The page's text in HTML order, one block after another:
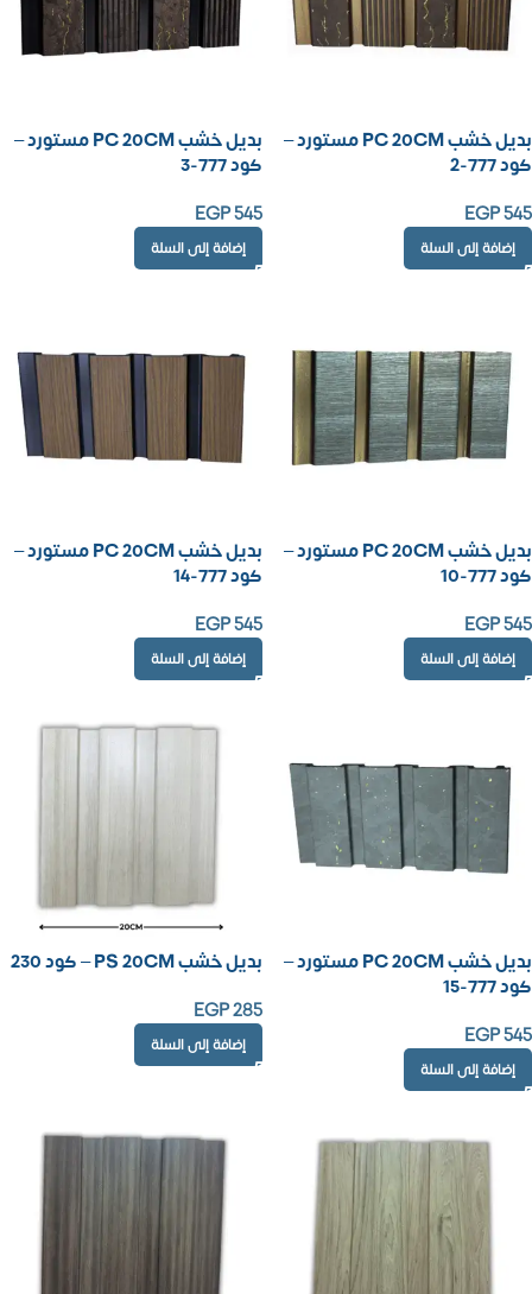
بديل خشب PC 20CM مستورد –
كود 777-2
EGP545
إضافة إلى السلة
بديل خشب PC 20CM مستورد –
كود 777-3
EGP545
إضافة إلى السلة
بديل خشب PC 20CM مستورد –
كود 777-10
EGP545
إضافة إلى السلة
بديل خشب PC 20CM مستورد –
كود 777-14
EGP545
إضافة إلى السلة
بديل خشب PC 20CM مستورد –
كود 777-15
EGP545
إضافة إلى السلة
بديل خشب PS 20CM – كود 230
EGP285
إضافة إلى السلة